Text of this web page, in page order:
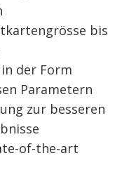
bis
der Form
Parametern
zur besseren
of-the-art